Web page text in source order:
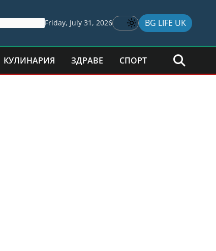
Friday, July 31, 2026 BG LIFE UK
КУЛИНАРИЯ ЗДРАВЕ СПОРТ